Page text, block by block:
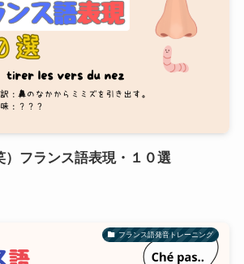
）フランス語表現・１０選
フランス語発音トレーニング